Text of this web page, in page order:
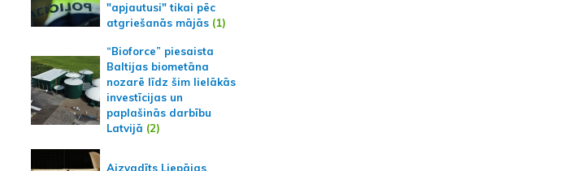
"apjautusi" tikai pēc
atgriešanās mājās(1)
“Bioforce” piesaista
Baltijas biometāna
nozarē līdz šim lielākās
investīcijas un
paplašinās darbību
Latvijā (2)
Aizvadīts Liepājas